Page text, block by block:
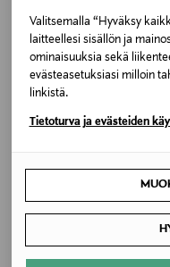
Valitsemalla “Hyväksy
laitteellesi sisällön ja
ominaisuuksia sekä
evästeasetuksiasi milloin
linkistä.
Tietoturva ja evästeiden
BLACK
Valmistusmaa
Gugguu Oy
ETUKUPONKITUOTE
Merino Double Furry Baby -